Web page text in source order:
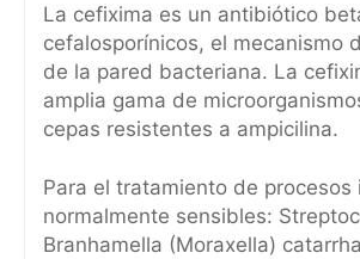
La cefixima es un antibiótico
cefalosporínicos, el mecanismo
de la pared bacteriana. La
amplia gama de
cepas resistentes a ampicilina.
Para el tratamiento de
normalmente sensibles:
Branhamella (Moraxella)